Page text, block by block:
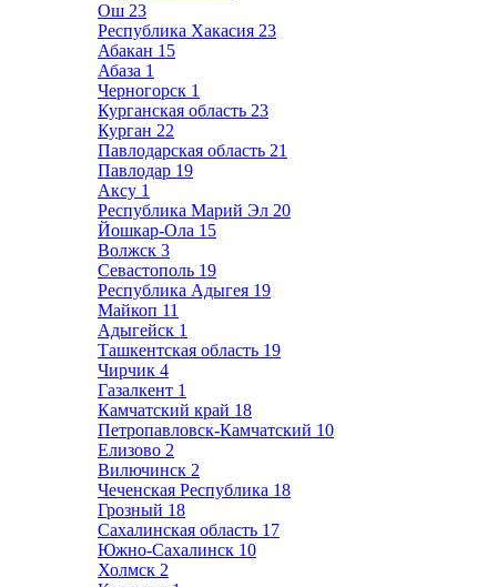
Ош 23
Республика Хакасия 23
Абакан 15
Абаза 1
Черногорск 1
Курганская область 23
Курган 22
Павлодарская область 21
Павлодар 19
Аксу 1
Республика Марий Эл 20
Йошкар-Ола 15
Волжск 3
Севастополь 19
Республика Адыгея 19
Майкоп 11
Адыгейск 1
Ташкентская область 19
Чирчик 4
Газалкент 1
Камчатский край 18
Петропавловск-Камчатский 10
Елизово 2
Вилючинск 2
Чеченская Республика 18
Грозный 18
Сахалинская область 17
Южно-Сахалинск 10
Холмск 2